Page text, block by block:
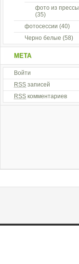
фото из прессы
(35)
фотосессии (40)
Черно белые (58)
МЕТА
Войти
RSS записей
RSS комментариев